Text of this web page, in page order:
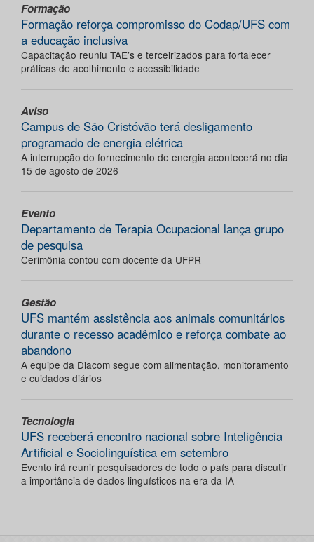
Formação
Formação reforça compromisso do Codap/UFS com
a educação inclusiva
Capacitação reuniu TAE’s e terceirizados para fortalecer
práticas de acolhimento e acessibilidade
Aviso
Campus de São Cristóvão terá desligamento
programado de energia elétrica
A interrupção do fornecimento de energia acontecerá no dia
15 de agosto de 2026
Evento
Departamento de Terapia Ocupacional lança grupo
de pesquisa
Cerimônia contou com docente da UFPR
Gestão
UFS mantém assistência aos animais comunitários
durante o recesso acadêmico e reforça combate ao
abandono
A equipe da Diacom segue com alimentação, monitoramento
e cuidados diários
Tecnologia
UFS receberá encontro nacional sobre Inteligência
Artificial e Sociolinguística em setembro
Evento irá reunir pesquisadores de todo o país para discutir
a importância de dados linguísticos na era da IA